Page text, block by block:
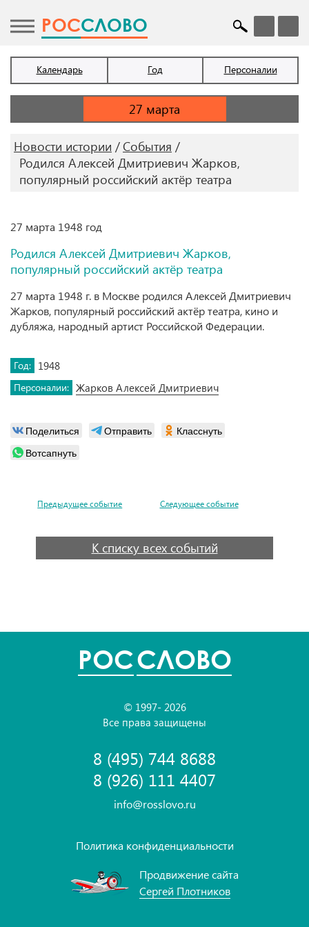
POCСЛОВО
Календарь Год Персоналии
Новости истории
События
Родился Алексей Дмитриевич Жарков,
популярный российский актёр театра
27 марта 1948 год
Родился Алексей Дмитриевич Жарков,
популярный российский актёр театра
27 марта 1948 г. в Москве родился Алексей Дмитриевич
Жарков, популярный российский актёр театра, кино и
дубляжа, народный артист Российской Федерации.
Год: 1948
Персоналии: Жарков Алексей Дмитриевич
Поделиться Отправить
Класснуть
Вотсапнуть
Предыдущее событие Следующее событие
К списку всех событий
POCСЛОВО
© 1997- 2026
Все права защищены
8 (495) 744 8688
8 (926) 111 4407
info@rosslovo.ru
Политика конфиденциальности
Продвижение сайта
Сергей Плотников